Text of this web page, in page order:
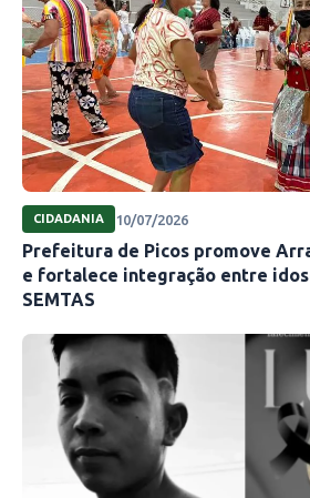
CIDADANIA 10/07/2026
Prefeitura de Picos promove
e fortalece integração entre
SEMTAS